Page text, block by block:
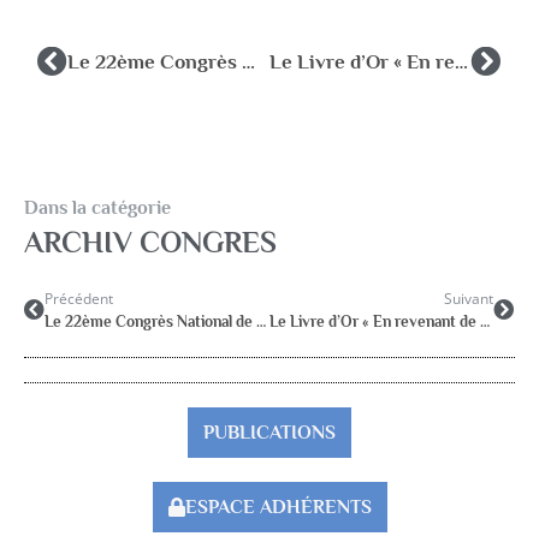
Le 22ème Congrès National de l’AFPEN s’est tenu à Strasbourg du 29 sept. au 1er oct. 2011 Le Livre d’Or « En revenant de Clermont-Ferrand »
Dans la catégorie
ARCHIV CONGRES
Précédent
Le 22ème Congrès National de l’AFPEN s’est tenu à Strasbourg du 29 sept. au 1er oct. 2011
Suivant
Le Livre d’Or « En revenant de Clermont-Ferrand »
PUBLICATIONS
ESPACE ADHÉRENTS